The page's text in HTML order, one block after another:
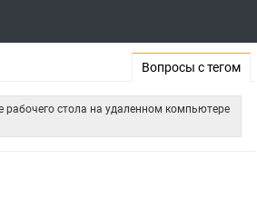
Вопросы с тегом
рабочего стола на удаленном компьютере